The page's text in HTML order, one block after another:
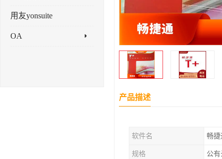
用友yonsuite
OA
产品描述
软件名 畅
规格 公有